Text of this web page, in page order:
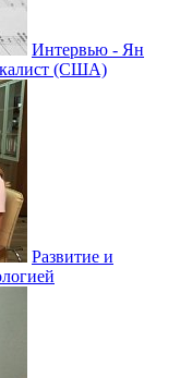
Интервью - Ян
(США)
Развитие и